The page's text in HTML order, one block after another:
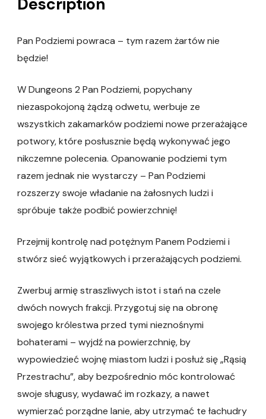
Description
Pan Podziemi powraca – tym razem żartów nie
będzie!
W Dungeons 2 Pan Podziemi, popychany
niezaspokojoną żądzą odwetu, werbuje ze
wszystkich zakamarków podziemi nowe przerażające
potwory, które posłusznie będą wykonywać jego
nikczemne polecenia. Opanowanie podziemi tym
razem jednak nie wystarczy – Pan Podziemi
rozszerzy swoje władanie na żałosnych ludzi i
spróbuje także podbić powierzchnię!
Przejmij kontrolę nad potężnym Panem Podziemi i
stwórz sieć wyjątkowych i przerażających podziemi.
Zwerbuj armię straszliwych istot i stań na czele
dwóch nowych frakcji. Przygotuj się na obronę
swojego królestwa przed tymi nieznośnymi
bohaterami – wyjdź na powierzchnię, by
wypowiedzieć wojnę miastom ludzi i posłuż się „Rąsią
Przestrachu”, aby bezpośrednio móc kontrolować
swoje sługusy, wydawać im rozkazy, a nawet
wymierzać porządne lanie, aby utrzymać te łachudry